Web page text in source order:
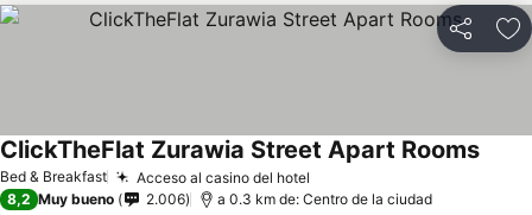
Compartir
Bed & Breakfast Acceso al casino del hotel
ClickTheFlat Zurawia Street Apart RoomsVer
8,2 Muy bueno 2.006 a 0.3 km de: Centro de la ciudad